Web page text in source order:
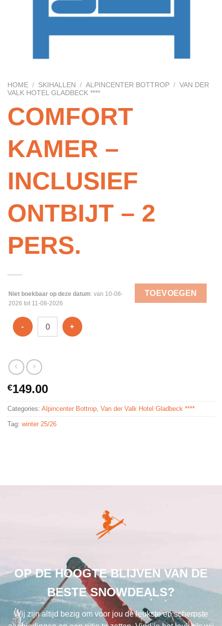
HOME / SKIHALLEN / ALPINCENTER BOTTROP / VAN DER
VALK HOTEL GLADBECK ****
COMFORT
KAMER –
INCLUSIEF
ONTBIJT – 2
PERS.
Niet boekbaar op deze datum: van 10-08-
2026 tot 11-08-2026
- +
TOEVOEGEN
€149.00
Categories: Alpincenter Bottrop Van der Valk Hotel Gladbeck ****
Tag: winter 25/26
OP DE HOOGTE BLIJVEN VAN DE
BESTE SNOWDEALS?
Wij zijn altijd bezig om voor jou de leukste en scherpste